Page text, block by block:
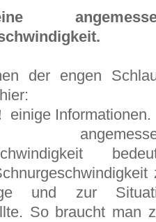
der engen
einige Informationen.
und zur
So braucht man